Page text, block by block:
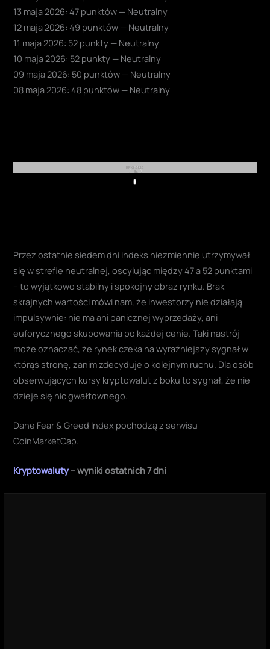
13 maja 2026: 47 punktów — Neutralny
12 maja 2026: 49 punktów — Neutralny
11 maja 2026: 52 punkty — Neutralny
10 maja 2026: 52 punkty — Neutralny
09 maja 2026: 50 punktów — Neutralny
08 maja 2026: 48 punktów — Neutralny
REKLAMA
Play
Przez ostatnie siedem dni indeks niezmiennie utrzymywał
się w strefie neutralnej, oscylując między 47 a 52 punktami
– to wyjątkowo stabilny i spokojny obraz rynku. Brak
skrajnych wartości mówi nam, że inwestorzy nie działają
impulsywnie: nie ma ani panicznej wyprzedaży, ani
euforycznego skupowania po każdej cenie. Taki nastrój
może oznaczać, że rynek czeka na wyraźniejszy sygnał w
którąś stronę, zanim zdecyduje o kolejnym ruchu. Dla osób
obserwujących kursy kryptowalut z boku to sygnał, że nie
dzieje się nic gwałtownego.
Dane Fear & Greed Index pochodzą z serwisu
CoinMarketCap.
Kryptowaluty– wyniki ostatnich 7 dni